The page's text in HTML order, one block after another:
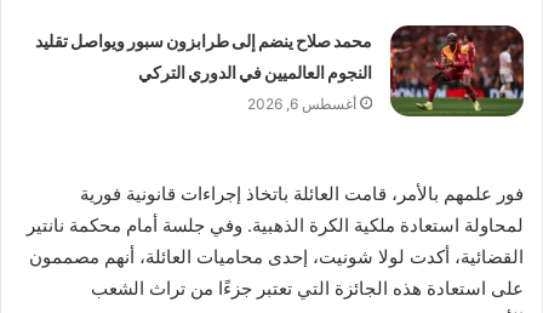
محمد صلاح ينضم إلى طرابزون سبور ويواصل تقليد
النجوم العالميين في الدوري التركي
أغسطس 6, 2026
فور علمهم بالأمر، قامت العائلة باتخاذ إجراءات قانونية فورية
لمحاولة استعادة ملكية الكرة الذهبية. وفي جلسة أمام محكمة نانتير
القضائية، أكدت لولا شونيت، إحدى محاميات العائلة، أنهم مصممون
على استعادة هذه الجائزة التي تعتبر جزءًا من تراث الشعب